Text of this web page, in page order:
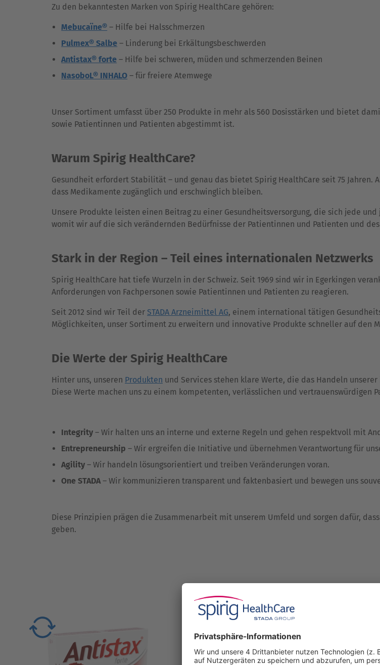
Zu den bekanntesten Marken von Spirig HealthCare gehören:
Mebucaïne® – Hilfe bei Halsschmerzen
Pulmex® Salbe – Linderung bei Erkältungsbeschwerden
Antistax® forte – Hilfe bei schweren, müden und schmerzenden Beinen
NasoboL® INHALO – für freiere Atemwege
Unser Sortiment umfasst über 250 Produkte in mehr als 560 Dosisstärken und bietet
sowie Patientinnen und Patienten abgestimmt ist.
Warum Spirig HealthCare?
Gesundheit erfordert Stabilität – und genau das bietet Spirig HealthCare seit 75 Jahren.
dass Medikamente zugänglich und erschwinglich bleiben.
Unsere Produkte leisten einen Beitrag zu einer Gesundheitsversorgung, die sich jede
womit wir auf die sich verändernden Bedürfnisse der Patientinnen und Patienten und
Stark in der Region – Teil eines internationalen Netzwerks
Spirig HealthCare hat tiefe Wurzeln in der Schweiz. Seit 1969 sind wir in Egerkingen
Anforderungen von Fachpersonen sowie Patientinnen und Patienten zu reagieren.
Seit 2012 sind wir Teil der STADA Arzneimittel AG, einem international tätigen
Möglichkeiten, unser Sortiment zu erweitern und innovative Produkte schneller auf den
Die Werte der Spirig HealthCare
Hinter uns, unseren Produkten und Services stehen klare Werte, die das Handeln
Diese Werte machen uns zu einem kompetenten, verlässlichen und vertrauenswürdigen
Integrity – Wir halten uns an interne und externe Regeln und gehen respektvoll mit
Entrepreneurship – Wir ergreifen die Initiative und übernehmen Verantwortung für
Agility – Wir handeln lösungsorientiert und treiben Veränderungen voran.
One STADA– Wir kommunizieren transparent und faktenbasiert und bewegen uns
Diese Prinzipien prägen die Zusammenarbeit mit unserem Umfeld und sorgen dafür,
geben.
Antistax® forte Mebucaïne® N